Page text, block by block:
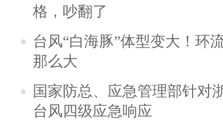
格，吵翻了
台风“白海豚”体型变大！环
那么大
国家防总、应急管理部针对
台风四级应急响应